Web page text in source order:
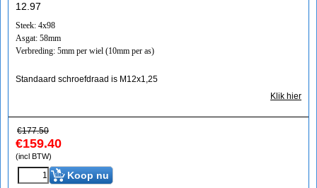
12.97
Steek: 4x98
Asgat: 58mm
Verbreding: 5mm per wiel (10mm per as)
Standaard schroefdraad is M12x1,25
Klik hier
€177.50
€159.40
(incl BTW)
Koop nu